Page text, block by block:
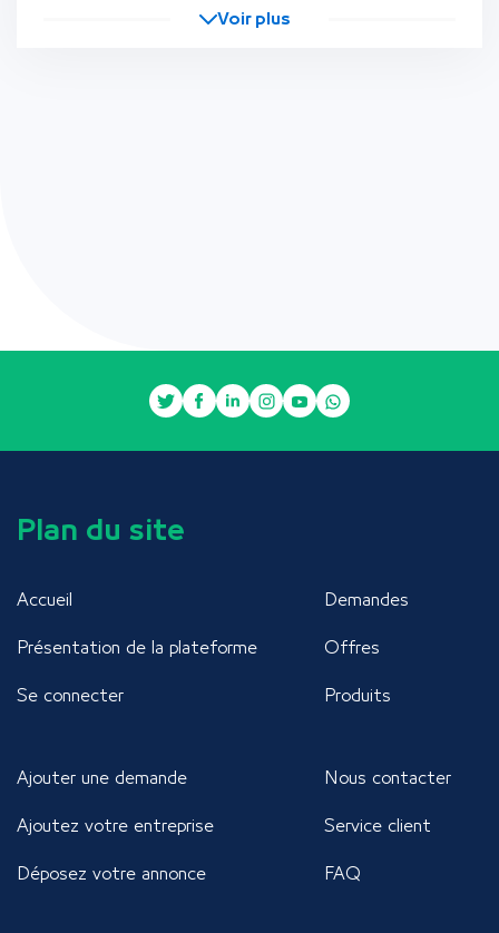
Voir plus
Plan du site
Accueil
Présentation de la plateforme
Se connecter
Demandes
Offres
Produits
Ajouter une demande
Ajoutez votre entreprise
Déposez votre annonce
Nous contacter
Service client
FAQ